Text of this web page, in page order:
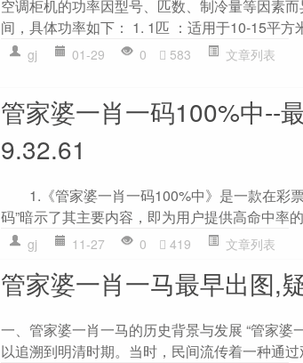
空调柜机的功率因型号、匹数、制冷量等因素
间，具体功率如下： 1. 1匹 ：适用于10-15平方
gj 01-29 0 583 文章列表
管家婆一肖一码100%中--
9.32.61
1.《管家婆一肖一码100%中》是一款在彩
码”暗示了其主要内容，即为用户提供高命中率
gj 11-27 0 419 文章列表
管家婆一肖一马最早出图,
一、管家婆一肖一马的历史背景与发展 “管家
以追溯到明清时期。当时，民间流传着一种通